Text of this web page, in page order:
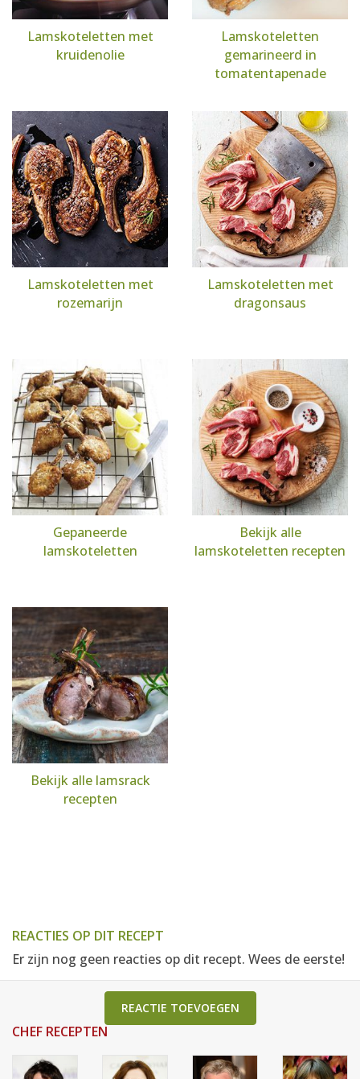
Lamskoteletten met
kruidenolie
Lamskoteletten
gemarineerd in
tomatentapenade
Lamskoteletten met
rozemarijn
Lamskoteletten met
dragonsaus
Gepaneerde
lamskoteletten
Bekijk alle
lamskoteletten recepten
Bekijk alle lamsrack
recepten
REACTIES OP DIT RECEPT
Er zijn nog geen reacties op dit recept. Wees de eerste!
REACTIE TOEVOEGEN
CHEF RECEPTEN